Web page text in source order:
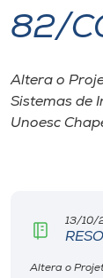
I.nova
Diplomados
82/
Altera o
Sistemas de
Unoesc
13/10/
Altera o